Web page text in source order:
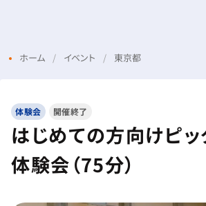
ホーム イベント 東京都
体験会 開催終了
はじめての方向けピ
体験会（75分）